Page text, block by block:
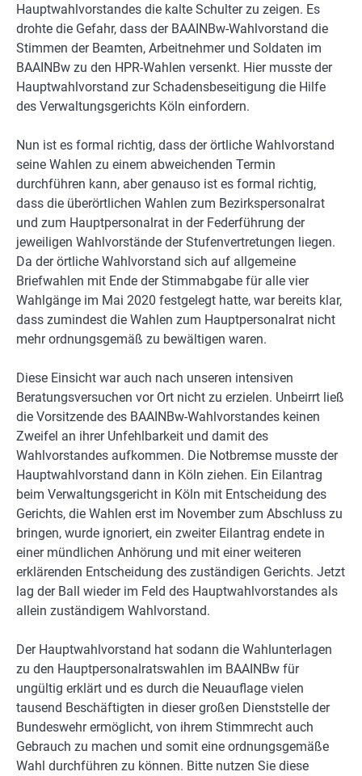
Hauptwahlvorstandes die kalte Schulter zu zeigen. Es
drohte die Gefahr, dass der BAAINBw-Wahlvorstand die
Stimmen der Beamten, Arbeitnehmer und Soldaten im
BAAINBw zu den HPR-Wahlen versenkt. Hier musste der
Hauptwahlvorstand zur Schadensbeseitigung die Hilfe
des Verwaltungsgerichts Köln einfordern.
Nun ist es formal richtig, dass der örtliche Wahlvorstand
seine Wahlen zu einem abweichenden Termin
durchführen kann, aber genauso ist es formal richtig,
dass die überörtlichen Wahlen zum Bezirkspersonalrat
und zum Hauptpersonalrat in der Federführung der
jeweiligen Wahlvorstände der Stufenvertretungen liegen.
Da der örtliche Wahlvorstand sich auf allgemeine
Briefwahlen mit Ende der Stimmabgabe für alle vier
Wahlgänge im Mai 2020 festgelegt hatte, war bereits klar,
dass zumindest die Wahlen zum Hauptpersonalrat nicht
mehr ordnungsgemäß zu bewältigen waren.
Diese Einsicht war auch nach unseren intensiven
Beratungsversuchen vor Ort nicht zu erzielen. Unbeirrt ließ
die Vorsitzende des BAAINBw-Wahlvorstandes keinen
Zweifel an ihrer Unfehlbarkeit und damit des
Wahlvorstandes aufkommen. Die Notbremse musste der
Hauptwahlvorstand dann in Köln ziehen. Ein Eilantrag
beim Verwaltungsgericht in Köln mit Entscheidung des
Gerichts, die Wahlen erst im November zum Abschluss zu
bringen, wurde ignoriert, ein zweiter Eilantrag endete in
einer mündlichen Anhörung und mit einer weiteren
erklärenden Entscheidung des zuständigen Gerichts. Jetzt
lag der Ball wieder im Feld des Hauptwahlvorstandes als
allein zuständigem Wahlvorstand.
Der Hauptwahlvorstand hat sodann die Wahlunterlagen
zu den Hauptpersonalratswahlen im BAAINBw für
ungültig erklärt und es durch die Neuauflage vielen
tausend Beschäftigten in dieser großen Dienststelle der
Bundeswehr ermöglicht, von ihrem Stimmrecht auch
Gebrauch zu machen und somit eine ordnungsgemäße
Wahl durchführen zu können. Bitte nutzen Sie diese